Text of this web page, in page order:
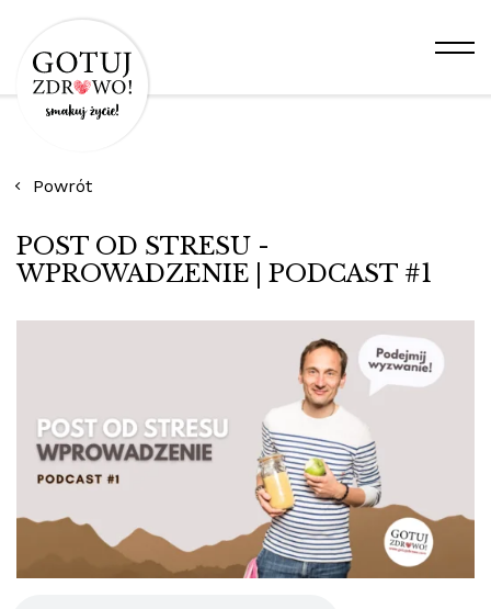
Powrót
POST OD STRESU -
WPROWADZENIE | PODCAST #1